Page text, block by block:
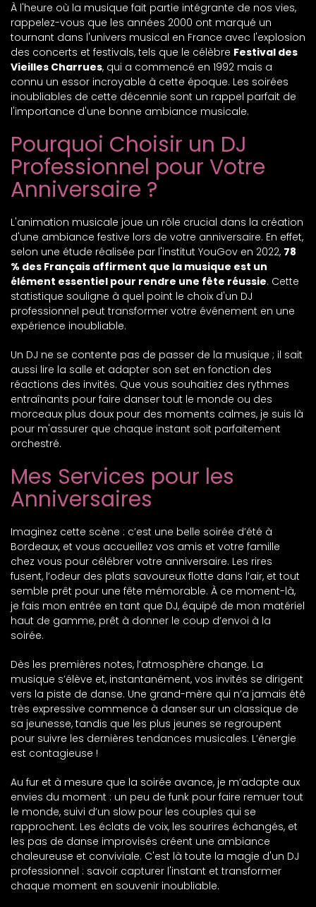
À l'heure où la musique fait partie intégrante de nos vies,
rappelez-vous que les années 2000 ont marqué un
tournant dans l'univers musical en France avec l'explosion
des concerts et festivals, tels que le célèbre Festival des
Vieilles Charrues, qui a commencé en 1992 mais a
connu un essor incroyable à cette époque. Les soirées
inoubliables de cette décennie sont un rappel parfait de
l'importance d'une bonne ambiance musicale.
Pourquoi Choisir un DJ
Professionnel pour Votre
Anniversaire ?
L'animation musicale joue un rôle crucial dans la création
d'une ambiance festive lors de votre anniversaire. En effet,
selon une étude réalisée par l'institut YouGov en 2022, 78
% des Français affirment que la musique est un
élément essentiel pour rendre une fête réussie. Cette
statistique souligne à quel point le choix d'un DJ
professionnel peut transformer votre événement en une
expérience inoubliable.
Un DJ ne se contente pas de passer de la musique ; il sait
aussi lire la salle et adapter son set en fonction des
réactions des invités. Que vous souhaitiez des rythmes
entraînants pour faire danser tout le monde ou des
morceaux plus doux pour des moments calmes, je suis là
pour m'assurer que chaque instant soit parfaitement
orchestré.
Mes Services pour les
Anniversaires
Imaginez cette scène : c’est une belle soirée d’été à
Bordeaux, et vous accueillez vos amis et votre famille
chez vous pour célébrer votre anniversaire. Les rires
fusent, l’odeur des plats savoureux flotte dans l’air, et tout
semble prêt pour une fête mémorable. À ce moment-là,
je fais mon entrée en tant que DJ, équipé de mon matériel
haut de gamme, prêt à donner le coup d’envoi à la
soirée.
Dès les premières notes, l’atmosphère change. La
musique s’élève et, instantanément, vos invités se dirigent
vers la piste de danse. Une grand-mère qui n’a jamais été
très expressive commence à danser sur un classique de
sa jeunesse, tandis que les plus jeunes se regroupent
pour suivre les dernières tendances musicales. L’énergie
est contagieuse !
Au fur et à mesure que la soirée avance, je m’adapte aux
envies du moment : un peu de funk pour faire remuer tout
le monde, suivi d’un slow pour les couples qui se
rapprochent. Les éclats de voix, les sourires échangés, et
les pas de danse improvisés créent une ambiance
chaleureuse et conviviale. C'est là toute la magie d'un DJ
professionnel : savoir capturer l'instant et transformer
chaque moment en souvenir inoubliable.